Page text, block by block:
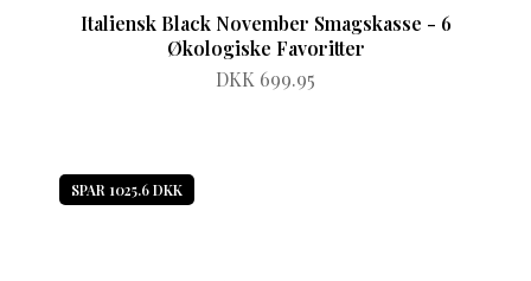
Italiensk Black November Smagskasse - 6
Økologiske Favoritter
DKK 699.95
SPAR 1025.6 DKK